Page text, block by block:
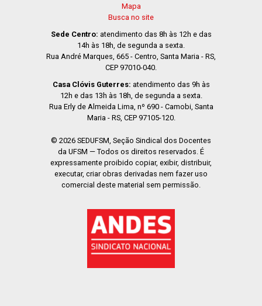
Mapa
Busca no site
Sede Centro: atendimento das 8h às 12h e das
14h às 18h, de segunda a sexta.
Rua André Marques, 665 - Centro, Santa Maria - RS,
CEP 97010-040.
Casa Clóvis Guterres: atendimento das 9h às
12h e das 13h às 18h, de segunda a sexta.
Rua Erly de Almeida Lima, nº 690 - Camobi, Santa
Maria - RS, CEP 97105-120.
© 2026 SEDUFSM, Seção Sindical dos Docentes
da UFSM — Todos os direitos reservados. É
expressamente proibido copiar, exibir, distribuir,
executar, criar obras derivadas nem fazer uso
comercial deste material sem permissão.